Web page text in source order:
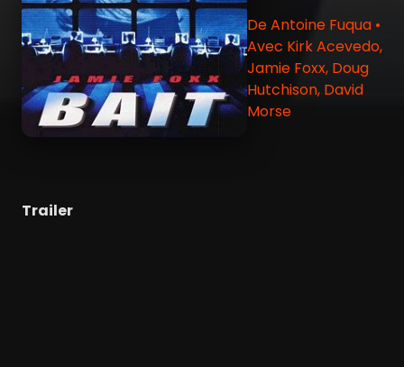
De Antoine Fuqua •
Avec Kirk Acevedo,
Jamie Foxx, Doug
Hutchison, David
Morse
Trailer